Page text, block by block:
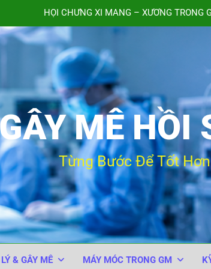
HỘI CHỨNG XI MĂNG – XƯƠNG TRONG
TIÊM
QUY TRÌNH
Bảng kiểm An toàn Phẫu thuật của Tổ
HỘI CHỨNG XI MĂNG – XƯƠNG TRONG
TIÊM
QUY TRÌNH
MÊ HỒI
Từng Bước Để Tốt Hơn
& GÂY MÊ MÁY MÓC TRONG GM